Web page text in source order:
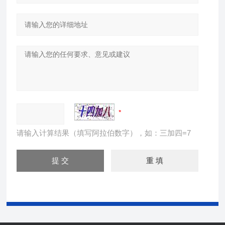
请输入计算结果（填写阿拉伯数字），如：三加四=7